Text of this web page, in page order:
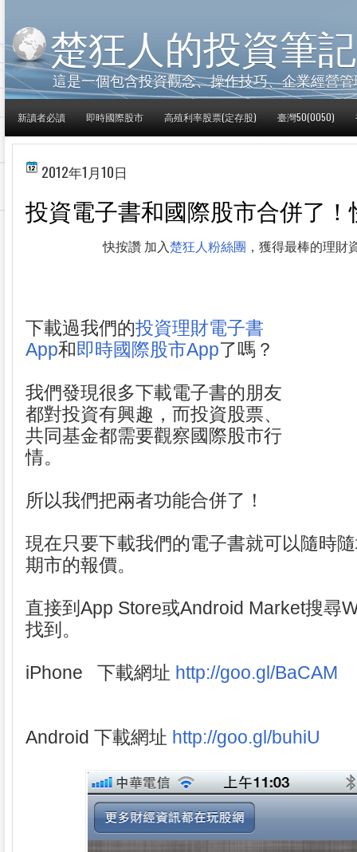
楚狂人的投資筆記
這是一個包含投資觀念、操作技巧、企業經營
新讀者必讀 即時國際股市 高殖利率股票(定存股) 臺灣50(0050)
2012年1月10日
投資電子書和國際股市合併了
快按讚 加入楚狂人粉絲團 ，獲得最棒的理財
下載過我們的投資理財電子書
App和即時國際股市App了嗎？
我們發現很多下載電子書的朋友
都對投資有興趣，而投資股票、
共同基金都需要觀察國際股市行
情。
所以我們把兩者功能合併了！
現在只要下載我們的電子書就可以隨時
期市的報價。
直接到App Store或Android Market搜尋
找到。
iPhone 下載網址 http://goo.gl/BaCAM
Android 下載網址 http://goo.gl/buhiU